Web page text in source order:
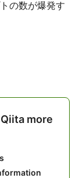
の数が爆発す
more